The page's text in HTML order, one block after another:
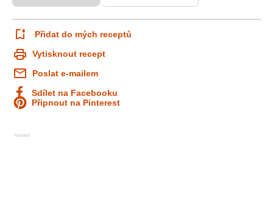
Přidat do mých receptů
Vytisknout recept
Poslat e-mailem
Sdílet na Facebooku
Připnout na Pinterest
Reklama